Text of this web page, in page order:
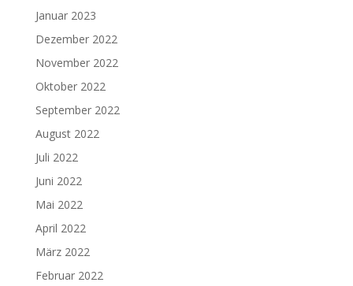
Januar 2023
Dezember 2022
November 2022
Oktober 2022
September 2022
August 2022
Juli 2022
Juni 2022
Mai 2022
April 2022
März 2022
Februar 2022